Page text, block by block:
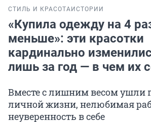
СТИЛЬ И КРАСОТА ИСТОРИИ
«Купила одежду на 4
меньше»: эти красотки
кардинально
лишь за год — в чем их
Вместе с лишним весом ушли
личной жизни, нелюбимая
неуверенность в себе